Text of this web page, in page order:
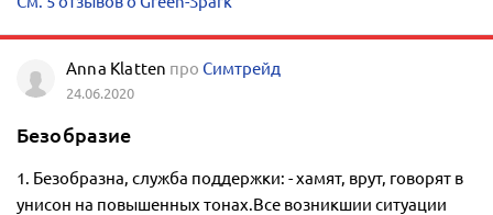
Anna Klatten проСимтрейд
24.06.2020
Безобразие
1. Безобразна, служба поддержки: - хамят, врут, говорят в
унисон на повышенных тонах.Все возникшии ситуации